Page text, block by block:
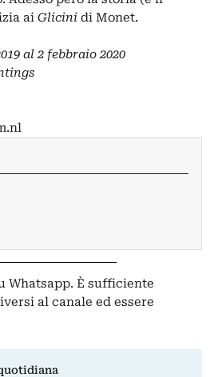
ai Glicini di Monet.
al 2 febbraio 2020
Whatsapp. È sufficiente
al canale ed essere